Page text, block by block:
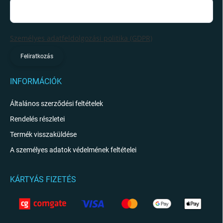
Személyes adatfeldolgozási politika (GDPR)
Feliratkozás
INFORMÁCIÓK
Általános szerződési feltételek
Rendelés részletei
Termék visszaküldése
A személyes adatok védelmének feltételei
KÁRTYÁS FIZETÉS